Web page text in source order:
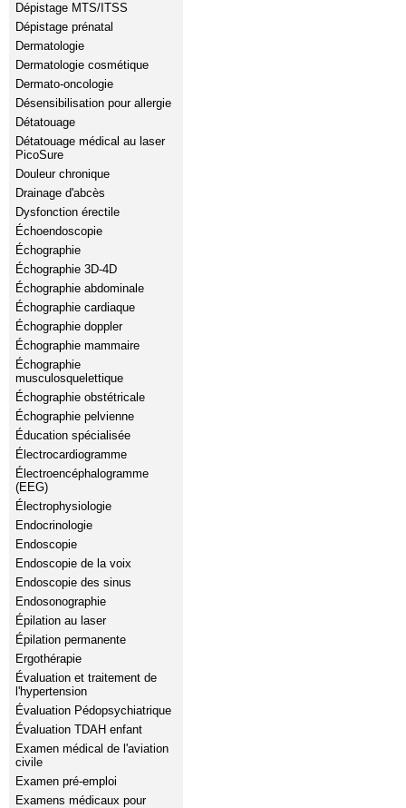
Dépistage MTS/ITSS
Dépistage prénatal
Dermatologie
Dermatologie cosmétique
Dermato-oncologie
Désensibilisation pour allergie
Détatouage
Détatouage médical au laser
PicoSure
Douleur chronique
Drainage d'abcès
Dysfonction érectile
Échoendoscopie
Échographie
Échographie 3D-4D
Échographie abdominale
Échographie cardiaque
Échographie doppler
Échographie mammaire
Échographie
musculosquelettique
Échographie obstétricale
Échographie pelvienne
Éducation spécialisée
Électrocardiogramme
Électroencéphalogramme
(EEG)
Électrophysiologie
Endocrinologie
Endoscopie
Endoscopie de la voix
Endoscopie des sinus
Endosonographie
Épilation au laser
Épilation permanente
Ergothérapie
Évaluation et traitement de
l'hypertension
Évaluation Pédopsychiatrique
Évaluation TDAH enfant
Examen médical de l'aviation
civile
Examen pré-emploi
Examens médicaux pour